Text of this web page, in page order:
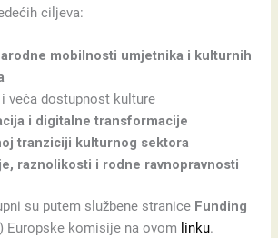
ciljeva:
mobilnosti umjetnika i kulturnih
i veća dostupnost kulture
i digitalne transformacije
tranziciji kulturnog sektora
raznolikosti i rodne ravnopravnosti
su putem službene stranice Funding
) Europske komisije na ovom linku.